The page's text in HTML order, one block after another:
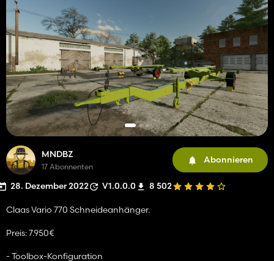
MNDBZ
17 Abonnenten
Abonnieren
28. Dezember 2022 V1.0.0.0 8 502
Claas Vario 770 Schneideanhänger.
Preis: 7.950€
- Toolbox-Konfiguration